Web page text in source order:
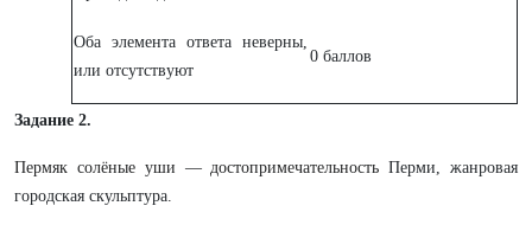
Оба элемента ответа неверны,
или отсутствуют
0 баллов
Задание 2.
Пермяк солёные уши — достопримечательностьПерми, жанровая
городская скульптура.